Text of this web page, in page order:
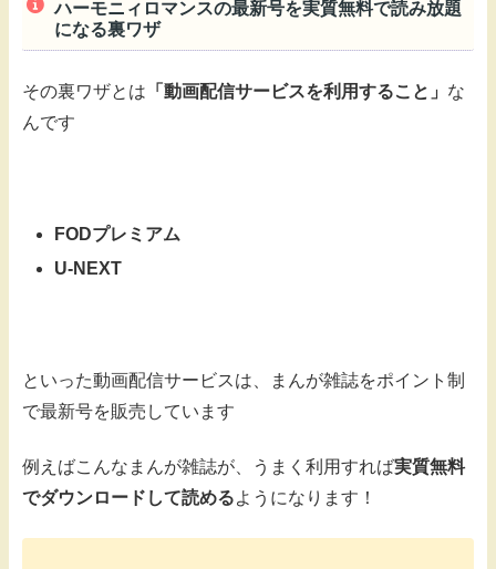
ハーモニィロマンスの最新号を実質無料で読み放題
になる裏ワザ
その裏ワザとは 「動画配信サービスを利用すること」 な
んです
FODプレミアム
U-NEXT
といった動画配信サービスは、まんが雑誌をポイント制
で最新号を販売しています
例えばこんなまんが雑誌が、うまく利用すれば実質無料
でダウンロードして読めるようになります！